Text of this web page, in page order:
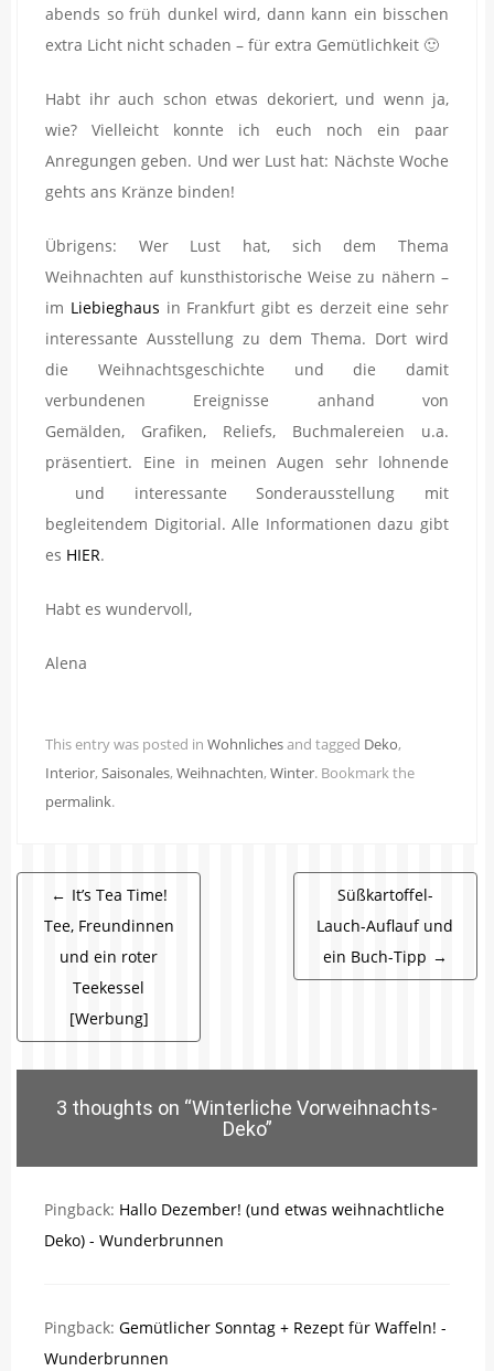
abends so früh dunkel wird, dann kann ein bisschen
extra Licht nicht schaden – für extra Gemütlichkeit 🙂
Habt ihr auch schon etwas dekoriert, und wenn ja,
wie? Vielleicht konnte ich euch noch ein paar
Anregungen geben. Und wer Lust hat: Nächste Woche
gehts ans Kränze binden!
Übrigens: Wer Lust hat, sich dem Thema
Weihnachten auf kunsthistorische Weise zu nähern –
im Liebieghaus in Frankfurt gibt es derzeit eine sehr
interessante Ausstellung zu dem Thema. Dort wird
die Weihnachtsgeschichte und die damit
verbundenen Ereignisse anhand von
Gemälden, Grafiken, Reliefs, Buchmalereien u.a.
präsentiert. Eine in meinen Augen sehr lohnende
und interessante Sonderausstellung mit
begleitendem Digitorial. Alle Informationen dazu gibt
es HIER.
Habt es wundervoll,
Alena
This entry was posted in Wohnlichesand tagged Deko,
Interior, Saisonales, Weihnachten, Winter. Bookmark the
permalink.
Beitragsnavigation
← It’s Tea Time!
Tee, Freundinnen
und ein roter
Teekessel
[Werbung]
Süßkartoffel-
Lauch-Auflauf und
ein Buch-Tipp →
3 thoughts on “Winterliche Vorweihnachts-
Deko”
Pingback: Hallo Dezember! (und etwas weihnachtliche
Deko) - Wunderbrunnen
Pingback: Gemütlicher Sonntag + Rezept für Waffeln! -
Wunderbrunnen